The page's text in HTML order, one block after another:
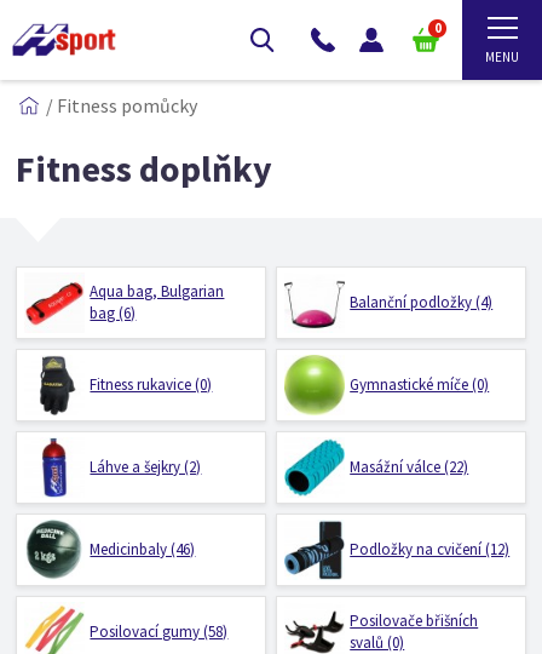
0
/ Fitness pomůcky
Fitness doplňky
Aqua bag, Bulgarian
bag (6)
Balanční podložky (4)
Fitness rukavice (0) Gymnastické míče (0)
Láhve a šejkry (2) Masážní válce (22)
Medicinbaly (46) Podložky na cvičení (12)
Posilovací gumy (58)
Posilovače břišních
svalů (0)